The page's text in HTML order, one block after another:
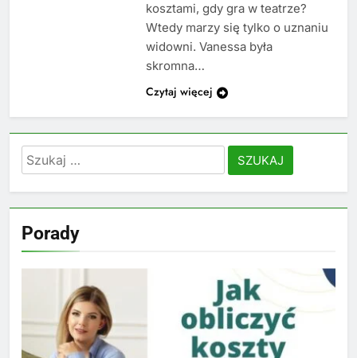
kosztami, gdy gra w teatrze?
Wtedy marzy się tylko o uznaniu
widowni. Vanessa była
skromna…
Czytaj więcej
Szukaj:
Porady